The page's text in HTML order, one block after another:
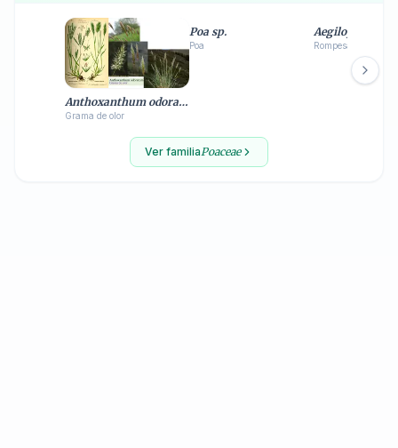
Anthoxanthum odoratum
Grama de olor
Poa sp.
Poa
Aegilops
Rompesacos
Ver familiaPoaceae